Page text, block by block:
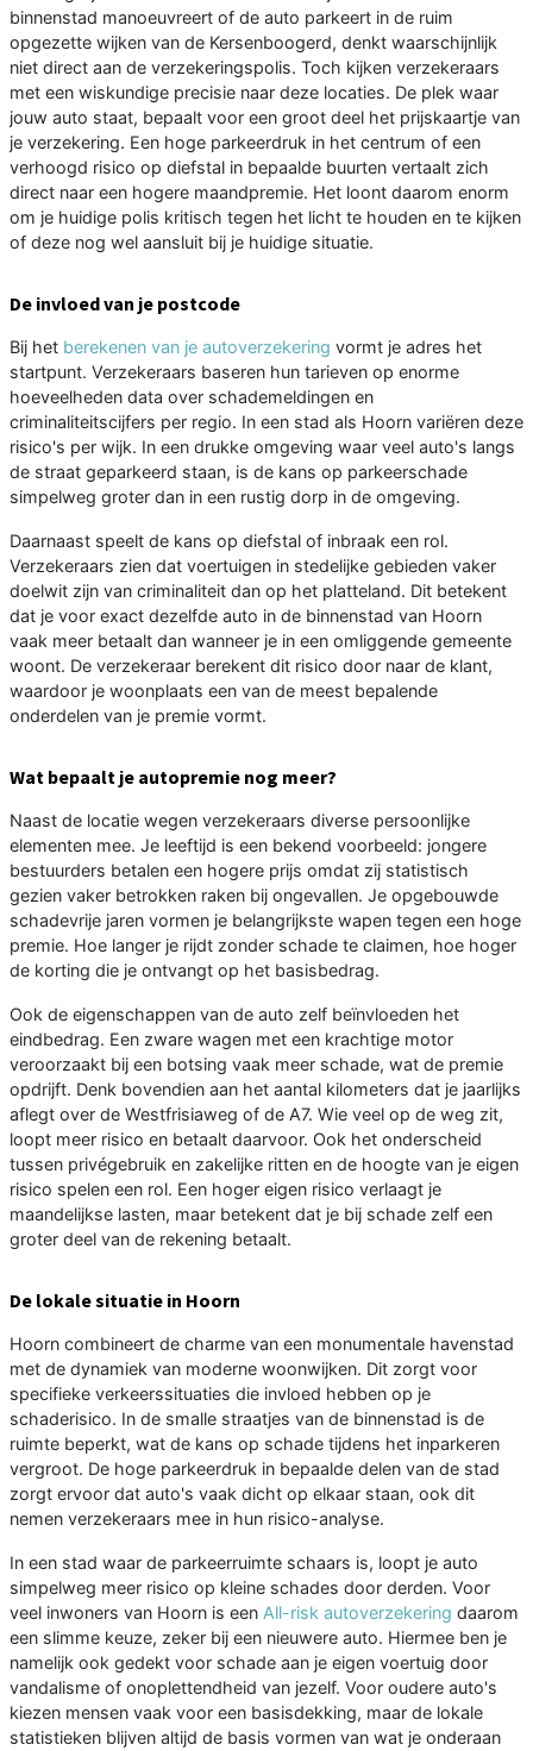
binnenstad manoeuvreert of de auto parkeert in de ruim
opgezette wijken van de Kersenboogerd, denkt waarschijnlijk
niet direct aan de verzekeringspolis. Toch kijken verzekeraars
met een wiskundige precisie naar deze locaties. De plek waar
jouw auto staat, bepaalt voor een groot deel het prijskaartje van
je verzekering. Een hoge parkeerdruk in het centrum of een
verhoogd risico op diefstal in bepaalde buurten vertaalt zich
direct naar een hogere maandpremie. Het loont daarom enorm
om je huidige polis kritisch tegen het licht te houden en te kijken
of deze nog wel aansluit bij je huidige situatie.
De invloed van je postcode
Bij het berekenen van je autoverzekering vormt je adres het
startpunt. Verzekeraars baseren hun tarieven op enorme
hoeveelheden data over schademeldingen en
criminaliteitscijfers per regio. In een stad als Hoorn variëren deze
risico's per wijk. In een drukke omgeving waar veel auto's langs
de straat geparkeerd staan, is de kans op parkeerschade
simpelweg groter dan in een rustig dorp in de omgeving.
Daarnaast speelt de kans op diefstal of inbraak een rol.
Verzekeraars zien dat voertuigen in stedelijke gebieden vaker
doelwit zijn van criminaliteit dan op het platteland. Dit betekent
dat je voor exact dezelfde auto in de binnenstad van Hoorn
vaak meer betaalt dan wanneer je in een omliggende gemeente
woont. De verzekeraar berekent dit risico door naar de klant,
waardoor je woonplaats een van de meest bepalende
onderdelen van je premie vormt.
Wat bepaalt je autopremie nog meer?
Naast de locatie wegen verzekeraars diverse persoonlijke
elementen mee. Je leeftijd is een bekend voorbeeld: jongere
bestuurders betalen een hogere prijs omdat zij statistisch
gezien vaker betrokken raken bij ongevallen. Je opgebouwde
schadevrije jaren vormen je belangrijkste wapen tegen een hoge
premie. Hoe langer je rijdt zonder schade te claimen, hoe hoger
de korting die je ontvangt op het basisbedrag.
Ook de eigenschappen van de auto zelf beïnvloeden het
eindbedrag. Een zware wagen met een krachtige motor
veroorzaakt bij een botsing vaak meer schade, wat de premie
opdrijft. Denk bovendien aan het aantal kilometers dat je jaarlijks
aflegt over de Westfrisiaweg of de A7. Wie veel op de weg zit,
loopt meer risico en betaalt daarvoor. Ook het onderscheid
tussen privégebruik en zakelijke ritten en de hoogte van je eigen
risico spelen een rol. Een hoger eigen risico verlaagt je
maandelijkse lasten, maar betekent dat je bij schade zelf een
groter deel van de rekening betaalt.
De lokale situatie in Hoorn
Hoorn combineert de charme van een monumentale havenstad
met de dynamiek van moderne woonwijken. Dit zorgt voor
specifieke verkeerssituaties die invloed hebben op je
schaderisico. In de smalle straatjes van de binnenstad is de
ruimte beperkt, wat de kans op schade tijdens het inparkeren
vergroot. De hoge parkeerdruk in bepaalde delen van de stad
zorgt ervoor dat auto's vaak dicht op elkaar staan, ook dit
nemen verzekeraars mee in hun risico-analyse.
In een stad waar de parkeerruimte schaars is, loopt je auto
simpelweg meer risico op kleine schades door derden. Voor
veel inwoners van Hoorn is een All-risk autoverzekering daarom
een slimme keuze, zeker bij een nieuwere auto. Hiermee ben je
namelijk ook gedekt voor schade aan je eigen voertuig door
vandalisme of onoplettendheid van jezelf. Voor oudere auto's
kiezen mensen vaak voor een basisdekking, maar de lokale
statistieken blijven altijd de basis vormen van wat je onderaan